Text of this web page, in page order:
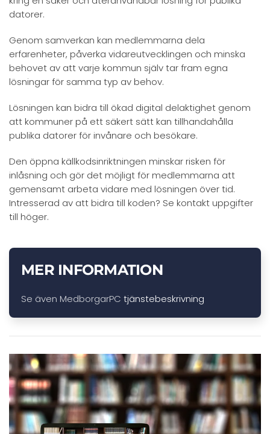
datorer.
Genom samverkan kan medlemmarna dela
erfarenheter, påverka vidareutvecklingen och minska
behovet av att varje kommun själv tar fram egna
lösningar för samma typ av behov.
Lösningen kan bidra till ökad digital delaktighet genom
att kommuner på ett säkert sätt kan tillhandahålla
publika datorer för invånare och besökare.
Den öppna källkodsinriktningen minskar risken för
inlåsning och gör det möjligt för medlemmarna att
gemensamt arbeta vidare med lösningen över tid.
Intresserad av att bidra till koden? Se kontakt uppgifter
till höger.
MER INFORMATION
Se även MedborgarPC tjänstebeskrivning